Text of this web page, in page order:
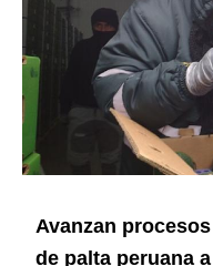
Avanzan
de palta peruana